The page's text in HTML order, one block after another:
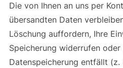
Die von Ihnen an uns per
übersandten Daten
Löschung auffordern, Ihre
Speicherung widerrufen
Datenspeicherung entfällt (z.